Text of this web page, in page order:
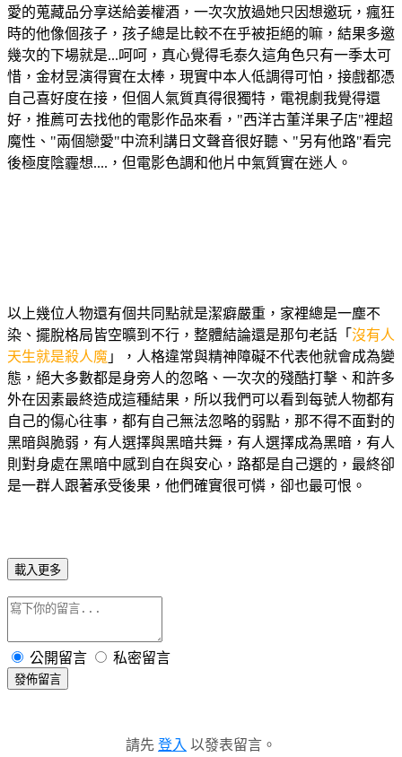
愛的蒐藏品分享送給姜權酒，一次次放過她只因想邀玩，瘋狂
時的他像個孩子，孩子總是比較不在乎被拒絕的嘛，結果多邀
幾次的下場就是...呵呵，真心覺得毛泰久這角色只有一季太可
惜，金材昱演得實在太棒，現實中本人低調得可怕，接戲都憑
自己喜好度在接，但個人氣質真得很獨特，電視劇我覺得還
好，推薦可去找他的電影作品來看，"西洋古董洋果子店"裡超
魔性、"兩個戀愛"中流利講日文聲音很好聽、"另有他路"看完
後極度陰霾想....，但電影色調和他片中氣質實在迷人。
以上幾位人物還有個共同點就是潔癖嚴重，家裡總是一塵不
染、擺脫格局皆空曠到不行，整體結論還是那句老話「 沒有人
天生就是殺人魔 」，人格違常與精神障礙不代表他就會成為變
態，絕大多數都是身旁人的忽略、一次次的殘酷打擊、和許多
外在因素最終造成這種結果，所以我們可以看到每號人物都有
自己的傷心往事，都有自己無法忽略的弱點，那不得不面對的
黑暗與脆弱，有人選擇與黑暗共舞，有人選擇成為黑暗，有人
則對身處在黑暗中感到自在與安心，路都是自己選的，最終卻
是一群人跟著承受後果，他們確實很可憐，卻也最可恨。
載入更多
公開留言 私密留言
發佈留言
請先 登入 以發表留言。